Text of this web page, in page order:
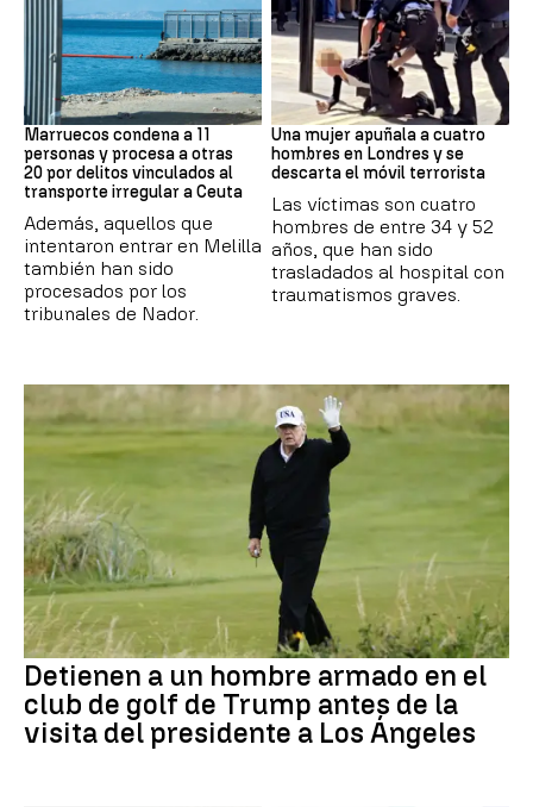
Marruecos
Marruecos condena a 11
personas y procesa a otras
20 por delitos vinculados al
transporte irregular a Ceuta
Además, aquellos que
intentaron entrar en Melilla
también han sido
procesados por los
tribunales de Nador.
Londres
Una mujer apuñala a cuatro
hombres en Londres y se
descarta el móvil terrorista
Las víctimas son cuatro
hombres de entre 34 y 52
años, que han sido
trasladados al hospital con
traumatismos graves.
Detienen a un hombre armado en el
club de golf de Trump antes de la
visita del presidente a Los Ángeles